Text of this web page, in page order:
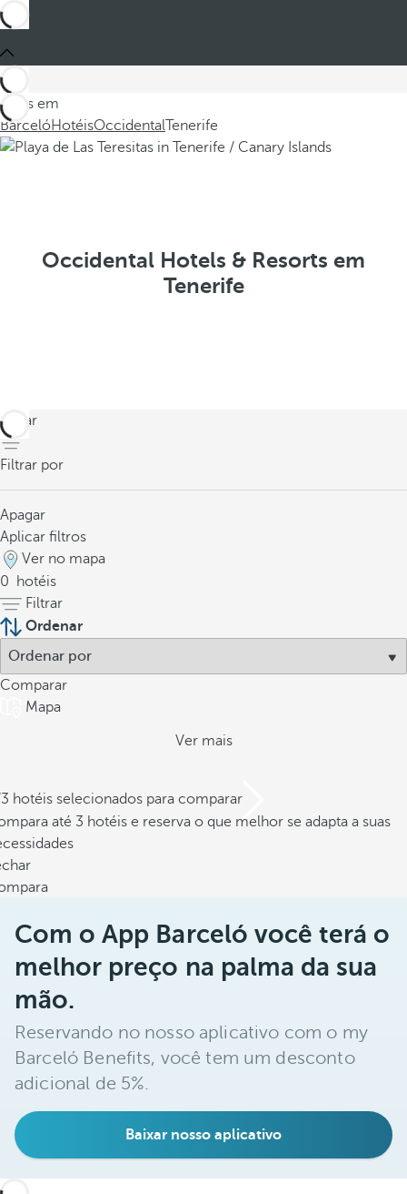
Estes em
BarcelóHotéisOccidentalTenerife
Occidental Hotels & Resorts em
Tenerife
voltar
Filtrar por
Apagar
Aplicar filtros
Ver no mapa
0
hotéis
Filtrar
Ordenar
Comparar
Mapa
Ver mais
hotéis selecionados para comparar
até 3 hotéis e reserva o que melhor se adapta a suas
Com o App Barceló você terá o
melhor preço na palma da sua
mão.
Reservando no nosso aplicativo com o my
Barceló Benefits, você tem um desconto
adicional de 5%.
Baixar nosso aplicativo